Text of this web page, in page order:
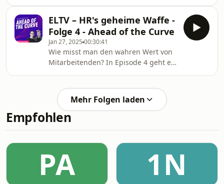
von Verhalten auf die Performance
und die Bedeutung von
Prioritäten, wie man clever plant und
warum es manchmal auch wichtig ist,
Nein zu sagen. Hör rein und lass dich
inspirieren!
ELTV – HR's geheime Waffe -
Folge 4 - Ahead of the Curve
Jan 27, 2025 00:30:41
Wie misst man den wahren Wert von
Mitarbeitenden? In Episode 4 geht es
dringend braucht. 🫡
https://peopleix.com/de/
Mehr Folgen laden
Empfohlen
PA 1N